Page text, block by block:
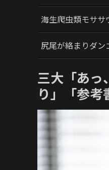
海生爬虫類モサ
尻尾が絡まりダン
三大「あっ
り」「参考